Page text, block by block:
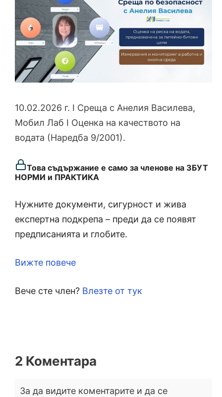
10.02.2026 г. I Среща с Анелия Василева,
Мобил Лаб I Оценка на качеството на
водата (Наредба 9/2001).
Това съдържание е само за членове на ЗБУТ
НОРМИ и ПРАКТИКА
Нужните документи, сигурност и жива
експертна подкрепа – преди да се появят
предписанията и глобите.
Вижте повече
Вече сте член? Влезте от тук
2 Коментара
За да видите коментарите и да се